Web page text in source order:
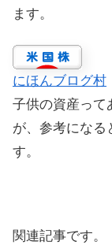
ます。
にほんブログ村
子供の資産って
が、参考になる
す。
関連記事です。